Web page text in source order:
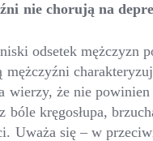
nie chorują na
odsetek mężczyzn
mężczyźni
wierzy, że nie
bóle kręgosłupa,
Uważa się – w